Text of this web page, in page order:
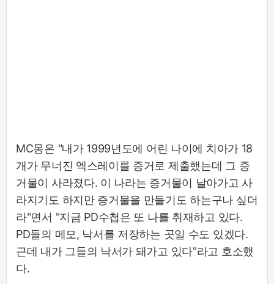
MC몽은 "내가 1999년도에 어린 나이에 치아가 18
개가 무너진 엑스레이를 증거로 제출했는데 그 증
거물이 사라졌다. 이 나라는 증거물이 날아가고 사
라지기도 하지만 증거물을 만들기도 하는구나 싶더
라"면서 "지금 PD수첩은 또 나를 취재하고 있다.
PD들의 메모, 낙서를 저장하는 곳일 수도 있겠다.
근데 내가 그들의 낙서가 돼가고 있다"라고 호소했
다.